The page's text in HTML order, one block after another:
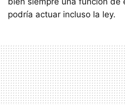
podría actuar incluso la ley.